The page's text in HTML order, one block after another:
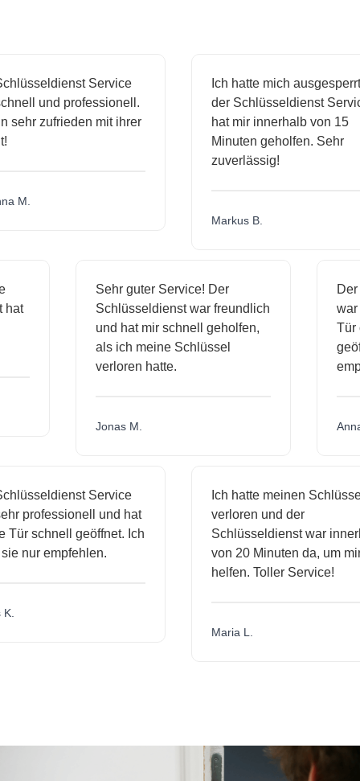
Service
und professionell.
sehr zufrieden mit ihrer
M.
Ich hatte mich ausgesperrt
der Schlüsseldienst
hat mir innerhalb von 15
Minuten geholfen. Sehr
zuverlässig!
Markus B.
hat
Sehr guter Service! Der
Schlüsseldienst war freundlich
und hat mir schnell geholfen,
als ich meine Schlüssel
verloren hatte.
Jonas M.
Service
professionell und hat
schnell geöffnet. Ich
nur empfehlen.
Ich hatte meinen Schlüssel
verloren und der
Schlüsseldienst war
von 20 Minuten da, um mir
helfen. Toller Service!
Maria L.